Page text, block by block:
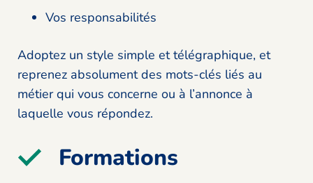
Vos responsabilités
Adoptez un style simple et télégraphique, et
reprenez absolument des mots-clés liés au
métier qui vous concerne ou à l’annonce à
laquelle vous répondez.
Formations